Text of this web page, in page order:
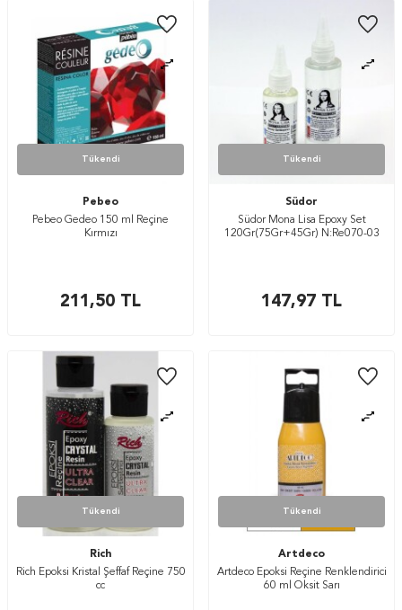
Tükendi
Pebeo
Pebeo Gedeo 150 ml Reçine
Kırmızı
211,50 TL
Tükendi
Südor
Südor Mona Lisa Epoxy Set
120Gr(75Gr+45Gr) N:Re070-03
147,97 TL
Tükendi
Rich
Rich Epoksi Kristal Şeffaf Reçine 750
cc
Tükendi
Artdeco
Artdeco Epoksi Reçine Renklendirici
60 ml Oksit Sarı